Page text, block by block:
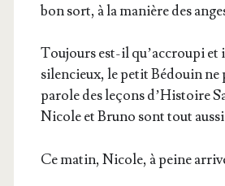
bon sort, à la manière des
Tou­jours est-il qu’ac­crou­pi et
silen­cieux, le petit Bédouin ne
parole des leçons d’His­toire
Nicole et Bru­no sont tout
Ce matin, Nicole, à peine